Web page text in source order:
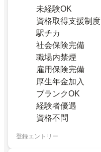
未経験OK
資格取得支援制度
駅チカ
社会保険完備
職場内禁煙
雇用保険完備
厚生年金加入
ブランクOK
経験者優遇
資格不問
登録エントリー